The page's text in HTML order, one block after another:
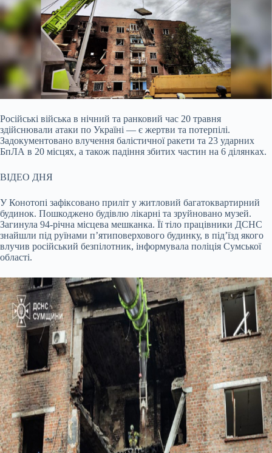
Російські війська в нічний та ранковий час 20 травня
здійснювали атаки по Україні — є жертви та потерпілі.
Задокументовано влучення балістичної ракети та 23 ударних
БпЛА в 20 місцях, а також падіння збитих частин на 6 ділянках.
ВІДЕО ДНЯ
У Конотопі зафіксовано приліт у житловий багатоквартирний
будинок. Пошкоджено будівлю лікарні та зруйновано музей.
Загинула 94-річна місцева мешканка. Її тіло працівники ДСНС
знайшли під руїнами п’ятиповерхового будинку, в під’їзд якого
влучив російський безпілотник, інформувала поліція Сумської
області.